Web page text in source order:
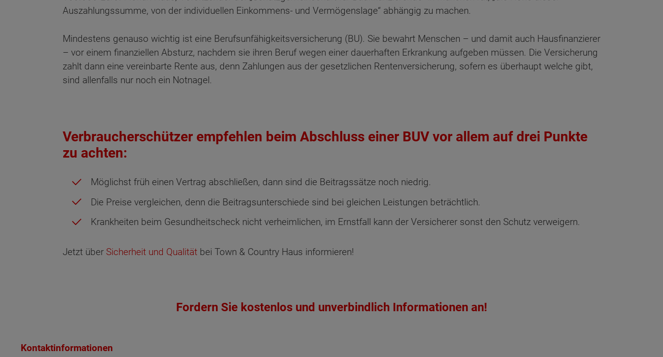
Auszahlungssumme, von der individuellen Einkommens- und Vermögenslage“ abhängig zu machen.
Mindestens genauso wichtig ist eine Berufsunfähigkeitsversicherung (BU). Sie bewahrt Menschen – und damit auch Hausfinanzierer
– vor einem finanziellen Absturz, nachdem sie ihren Beruf wegen einer dauerhaften Erkrankung aufgeben müssen. Die Versicherung
zahlt dann eine vereinbarte Rente aus, denn Zahlungen aus der gesetzlichen Rentenversicherung, sofern es überhaupt welche gibt,
sind allenfalls nur noch ein Notnagel.
Verbraucherschützer empfehlen beim Abschluss einer BUV vor allem auf drei Punkte
zu achten:
Möglichst früh einen Vertrag abschließen, dann sind die Beitragssätze noch niedrig.
Die Preise vergleichen, denn die Beitragsunterschiede sind bei gleichen Leistungen beträchtlich.
Krankheiten beim Gesundheitscheck nicht verheimlichen, im Ernstfall kann der Versicherer sonst den Schutz verweigern.
Jetzt über Sicherheit und Qualität bei Town & Country Haus informieren!
Fordern Sie kostenlos und unverbindlich Informationen an!
Kontaktinformationen
Wonach möchten Sie suchen?